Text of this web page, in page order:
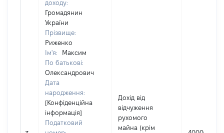
доходу:
Громадянин
України
Прізвище:
Риженко
Ім'я:
Максим
По батькові:
Олександрович
Дата
народження:
[Конфіденційна
інформація]
Податковий
Дохід від
відчуження
рухомого
майна (крім